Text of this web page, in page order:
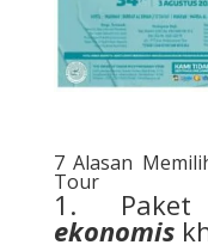
7 Alasan
Tour
1.
ekonomis